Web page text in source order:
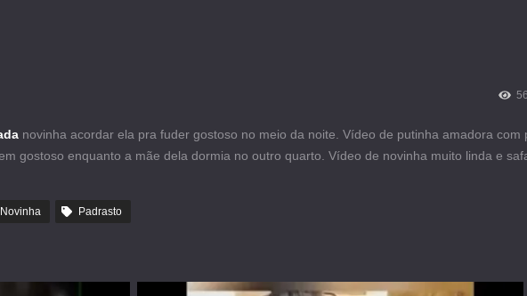
novinha acordar ela pra fuder gostoso no meio da noite. Vídeo de putinha amadora com
gostoso enquanto a mãe dela dormia no outro quarto. Vídeo de novinha muito linda e
Novinha Padrasto